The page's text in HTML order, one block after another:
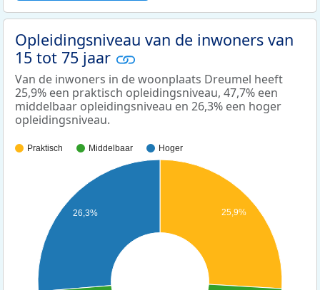
Opleidingsniveau van de inwoners van
15 tot 75 jaar
Van de inwoners in de woonplaats Dreumel heeft
25,9% een praktisch opleidingsniveau, 47,7% een
middelbaar opleidingsniveau en 26,3% een hoger
opleidingsniveau.
Praktisch Middelbaar Hoger
25,9%
26,3%